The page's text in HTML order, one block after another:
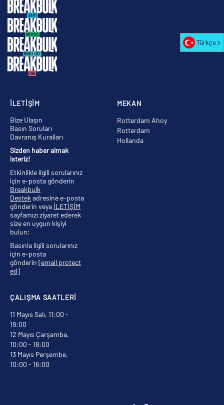
MEKAN
Rotterdam Ahoy
Rotterdam
Hollanda
ÇALIŞMA SAATLERİ
11 Mayıs Salı, 11:00 -
19:00
12 Mayıs Çarşamba,
10:00 - 18:00
13 Mayıs Perşembe,
10:00 - 16:00
İLETİŞİM
Bize Ulaşın
Basın Soruları
Davranış Kuralları
Sizden haber almak
isteriz!
Etkinlikle ilgili sorularınız
için e-posta gönderin
Breakbulk
Destek adresine e-posta
gönderin veya İLETİŞİM
sayfamızı ziyaret ederek
size en uygun kişiyi
bulun;
Basınla ilgili sorularınız
için e-posta
gönderin [email protect
ed]
Türkçe